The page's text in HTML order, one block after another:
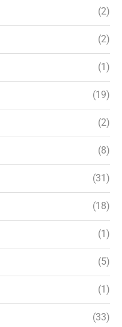
(2)
(2)
(1)
(19)
(2)
(8)
(31)
(18)
(1)
(5)
(1)
(33)